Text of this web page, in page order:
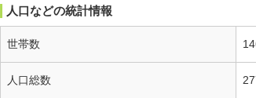
人口などの統計情報
世帯数
人口総数